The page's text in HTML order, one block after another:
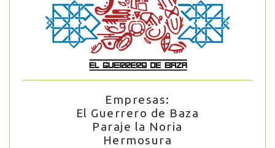
Empresas:
El Guerrero de Baza
Paraje la Noria
Hermosura